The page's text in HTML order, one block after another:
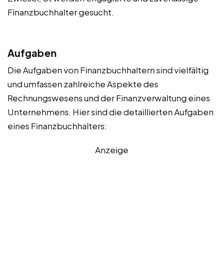
Finanzbuchhalter gesucht.
Aufgaben
Die Aufgaben von Finanzbuchhaltern sind vielfältig
und umfassen zahlreiche Aspekte des
Rechnungswesens und der Finanzverwaltung eines
Unternehmens. Hier sind die detaillierten Aufgaben
eines Finanzbuchhalters:
Anzeige